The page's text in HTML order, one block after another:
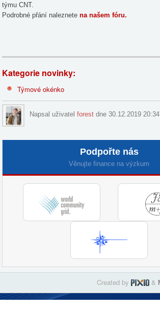
týmu CNT.
Podrobné přání naleznetena našem fóru.
Kategorie novinky:
Týmové okénko
Napsal uživatelforest dne 30.12.2019 20:34
Podpořte nás
Věnujte finance na výzkum
Created by &